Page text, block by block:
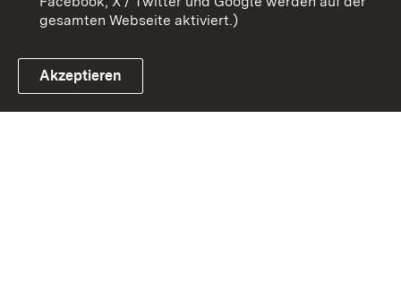
Link zum Landesportal
gesamten Webseite aktiviert.)
Akzeptieren